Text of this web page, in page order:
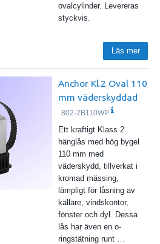
ovalcylinder. Levereras
styckvis.
Läs mer
Anchor Kl.2 Oval 110
mm väderskyddad
802-2B110WP
Ett kraftigt Klass 2
hänglås med hög bygel
110 mm med
väderskydd, tillverkat i
kromad mässing,
lämpligt för låsning av
källare, vindskontor,
fönster och dyl. Dessa
lås har även en o-
ringstätning runt